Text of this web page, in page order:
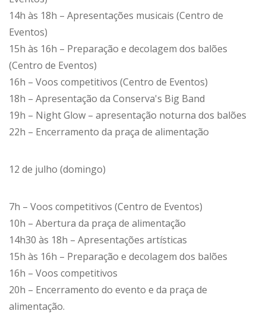
14h às 18h – Apresentações musicais (Centro de
Eventos)
15h às 16h – Preparação e decolagem dos balões
(Centro de Eventos)
16h – Voos competitivos (Centro de Eventos)
18h – Apresentação da Conserva's Big Band
19h – Night Glow – apresentação noturna dos balões
22h – Encerramento da praça de alimentação
12 de julho (domingo)
7h – Voos competitivos (Centro de Eventos)
10h – Abertura da praça de alimentação
14h30 às 18h – Apresentações artísticas
15h às 16h – Preparação e decolagem dos balões
16h – Voos competitivos
20h – Encerramento do evento e da praça de
alimentação.